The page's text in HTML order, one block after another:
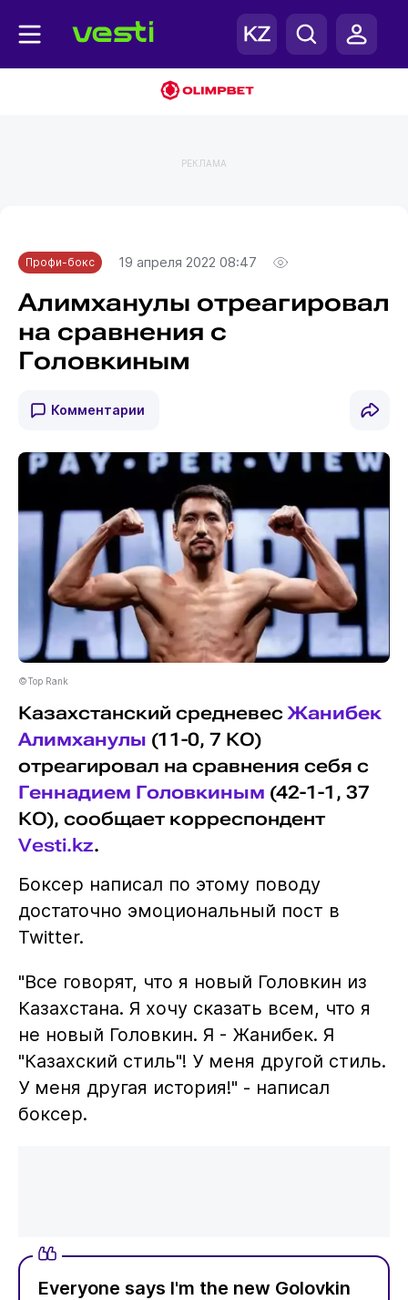
РЕКЛАМА
Профи-бокс 19 апреля 2022 08:47
Алимханулы отреагировал
на сравнения с
Головкиным
Комментарии
©Top Rank
Казахстанский средневесЖанибек
Алимханулы (11-0, 7 КО)
отреагировал на сравнения себя с
Геннадием Головкиным (42-1-1, 37
КО), сообщает корреспондент
Vesti.kz.
Боксер написал по этому поводу
достаточно эмоциональный пост в
Twitter.
"Все говорят, что я новый Головкин из
Казахстана. Я хочу сказать всем, что я
не новый Головкин. Я - Жанибек. Я
"Казахский стиль"! У меня другой стиль.
У меня другая история!" - написал
боксер.
Everyone says I'm the new Golovkin